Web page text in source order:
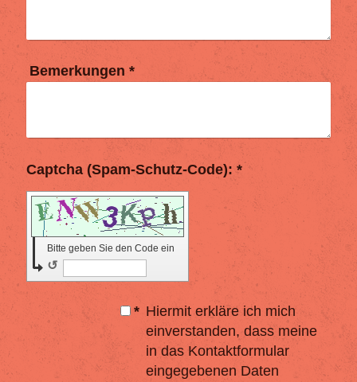
Bemerkungen *
Captcha (Spam-Schutz-Code): *
Bitte geben Sie den Code ein
↺
* Hiermit erkläre ich mich
einverstanden, dass meine
in das Kontaktformular
eingegebenen Daten